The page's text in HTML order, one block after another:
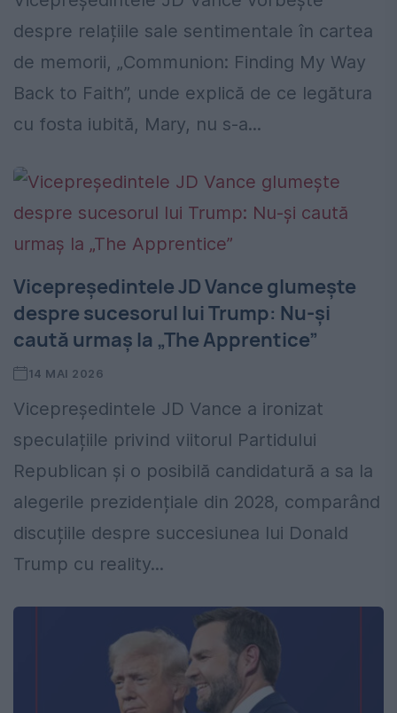
despre relațiile sale sentimentale în cartea
de memorii, „Communion: Finding My Way
Back to Faith”, unde explică de ce legătura
cu fosta iubită, Mary, nu s-a...
Vicepreședintele JD Vance glumește
despre sucesorul lui Trump: Nu-și
caută urmaș la „The Apprentice”
14 MAI 2026
Vicepreședintele JD Vance a ironizat
speculațiile privind viitorul Partidului
Republican și o posibilă candidatură a sa la
alegerile prezidențiale din 2028, comparând
discuțiile despre succesiunea lui Donald
Trump cu reality...